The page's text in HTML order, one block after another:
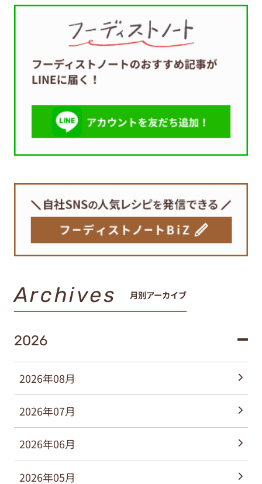
Archives 月別アーカイブ
2026
2026年08月
2026年07月
2026年06月
2026年05月